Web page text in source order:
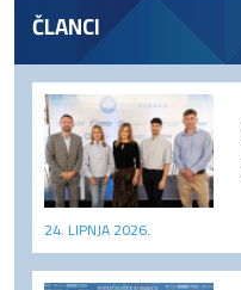
ČLANCI
24. LIPNJA 2026.